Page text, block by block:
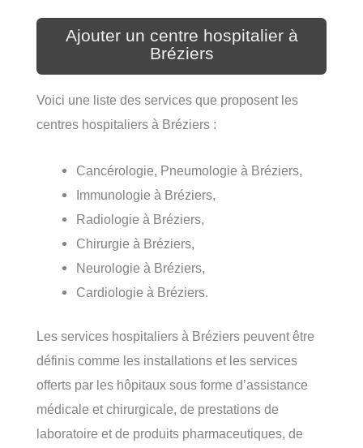
Ajouter un centre hospitalier à
Bréziers
Voici une liste des services que proposent les
centres hospitaliers à Bréziers :
Cancérologie, Pneumologie à Bréziers,
Immunologie à Bréziers,
Radiologie à Bréziers,
Chirurgie à Bréziers,
Neurologie à Bréziers,
Cardiologie à Bréziers.
Les services hospitaliers à Bréziers peuvent être
définis comme les installations et les services
offerts par les hôpitaux sous forme d’assistance
médicale et chirurgicale, de prestations de
laboratoire et de produits pharmaceutiques, de